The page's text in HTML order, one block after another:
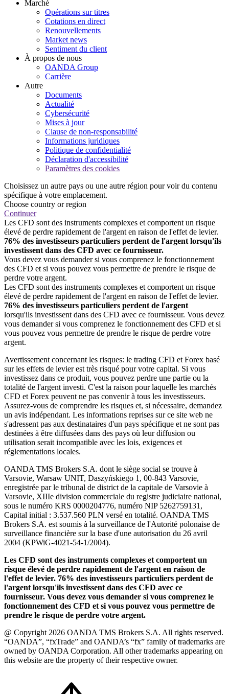
Marché
Opérations sur titres
Cotations en direct
Renouvellements
Market news
Sentiment du client
À propos de nous
OANDA Group
Carrière
Autre
Documents
Actualité
Cybersécurité
Mises à jour
Clause de non-responsabilité
Informations juridiques
Politique de confidentialité
Déclaration d'accessibilité
Paramètres des cookies
Choisissez un autre pays ou une autre région pour voir du contenu
spécifique à votre emplacement.
Choose country or region
Continuer
Les CFD sont des instruments complexes et comportent un risque
élevé de perdre rapidement de l'argent en raison de l'effet de levier.
76% des investisseurs particuliers perdent de l'argent lorsqu'ils
investissent dans des CFD avec ce fournisseur.
Vous devez vous demander si vous comprenez le fonctionnement
des CFD et si vous pouvez vous permettre de prendre le risque de
perdre votre argent.
Les CFD sont des instruments complexes et comportent un risque
élevé de perdre rapidement de l'argent en raison de l'effet de levier.
76% des investisseurs particuliers perdent de l'argent
lorsqu'ils investissent dans des CFD avec ce fournisseur. Vous devez
vous demander si vous comprenez le fonctionnement des CFD et si
vous pouvez vous permettre de prendre le risque de perdre votre
argent.
Avertissement concernant les risques: le trading CFD et Forex basé
sur les effets de levier est très risqué pour votre capital. Si vous
investissez dans ce produit, vous pouvez perdre une partie ou la
totalité de l'argent investi. C'est la raison pour laquelle les marchés
CFD et Forex peuvent ne pas convenir à tous les investisseurs.
Assurez-vous de comprendre les risques et, si nécessaire, demandez
un avis indépendant. Les informations reprises sur ce site web ne
s'adressent pas aux destinataires d'un pays spécifique et ne sont pas
destinées à être diffusées dans des pays où leur diffusion ou
utilisation serait incompatible avec les lois, exigences et
réglementations locales.
OANDA TMS Brokers S.A. dont le siège social se trouve à
Varsovie, Warsaw UNIT, Daszyńskiego 1, 00-843 Varsovie,
enregistrée par le tribunal de district de la capitale de Varsovie à
Varsovie, XIIIe division commerciale du registre judiciaire national,
sous le numéro KRS 0000204776, numéro NIP 5262759131,
Capital initial : 3.537.560 PLN versé en totalité. OANDA TMS
Brokers S.A. est soumis à la surveillance de l'Autorité polonaise de
surveillance financière sur la base d'une autorisation du 26 avril
2004 (KPWiG-4021-54-1/2004).
Les CFD sont des instruments complexes et comportent un
risque élevé de perdre rapidement de l'argent en raison de
l'effet de levier. 76% des investisseurs particuliers perdent de
l'argent lorsqu'ils investissent dans des CFD avec ce
fournisseur. Vous devez vous demander si vous comprenez le
fonctionnement des CFD et si vous pouvez vous permettre de
prendre le risque de perdre votre argent.
@ Copyright 2026 OANDA TMS Brokers S.A. All rights reserved.
“OANDA”, “fxTrade” and OANDA’s “fx” family of trademarks are
owned by OANDA Corporation. All other trademarks appearing on
this website are the property of their respective owner.